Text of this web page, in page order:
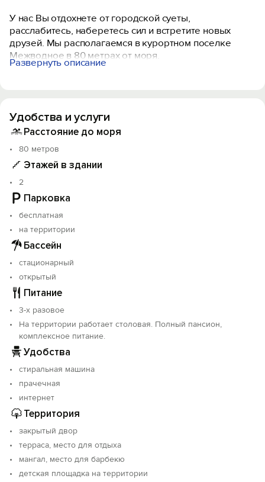
У нас Вы отдохнете от городской суеты,
расслабитесь, наберетесь сил и встретите новых
друзей. Мы располагаемся в курортном поселке
Межводное в 80 метрах от моря.
днем. Если Вам не хочется идти на море, то Вы
можете освежиться в бассейне, а дети могут рядом
поиграть в настольный теннис или бильярд. Вечером
расслабиться в сауне или воспользоваться мангалом
и собраться на ароматный ужин-гриль.
Комфортные номера с современной мебель
позволят Вам полноценно отдохнуть и восстановить
силы после насыщенного дня. В номерах есть вся
необходимая мебель и санузел.
А когда Вы проголодаетесь - ждем Вас в нашей
просторной столовой. Предлагаем богатый выбор
блюд и напитков из свежих местных продуктов от
Мы стараемся сделать Ваш отдых максимально
комфортным и приятным. Останавливаясь у нас Вы
получаете не просто проживание возле моря, а
возможность пользоваться всей нашей
Развернуть описание
Удобства и услуги
Расстояние до моря
80 метров
Этажей в здании
2
Парковка
бесплатная
на территории
Бассейн
стационарный
открытый
Питание
3-х разовое
На территории работает столовая. Полный пансион,
комплексное питание.
Удобства
стиральная машина
прачечная
интернет
Территория
закрытый двор
терраса, место для отдыха
мангал, место для барбекю
детская площадка на территории